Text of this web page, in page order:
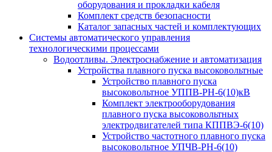
оборудования и прокладки кабеля
Комплект средств безопасности
Каталог запасных частей и комплектующих
Системы автоматического управления
технологическими процессами
Водоотливы. Электроснабжение и автоматизация
Устройства плавного пуска высоковольтные
Устройство плавного пуска
высоковольтное УППВ-РН-6(10)кВ
Комплект электрооборудования
плавного пуска высоковольтных
электродвигателей типа КППВЭ-6(10)
Устройство частотного плавного пуска
высоковольтное УПЧВ-РН-6(10)